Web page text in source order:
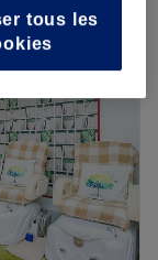
–19:30
–
–19:30
–19:30
Fermé
dans le
de
éponyme.
tous les